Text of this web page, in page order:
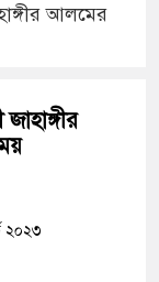
আলমের
২০২৩